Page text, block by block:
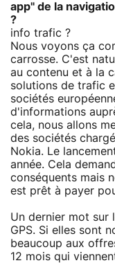
app" de la
?
info trafic ?
Nous voyons ça
carrosse. C'est
au contenu et à la
solutions de trafic
sociétés
d'informations
cela, nous allons
des sociétés
Nokia. Le
année. Cela
conséquents mais
est prêt à payer
Un dernier mot sur
GPS. Si elles sont
beaucoup aux
12 mois qui